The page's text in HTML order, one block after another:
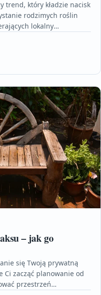
trend, który kładzie nacisk
rodzimych roślin
lokalny
– jak go
się Twoją prywatną
Ci zacząć planowanie od
przestrzeń…